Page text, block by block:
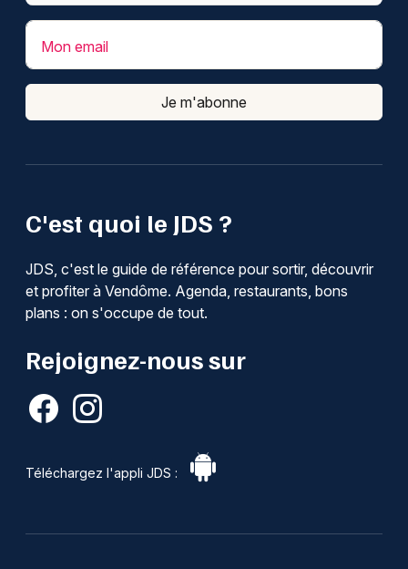
C'est quoi le JDS ?
JDS, c'est le guide de référence pour sortir, découvrir
et profiter à Vendôme. Agenda, restaurants, bons
plans : on s'occupe de tout.
Rejoignez-nous sur
Téléchargez l'appli JDS :
Mon email
Je m'abonne